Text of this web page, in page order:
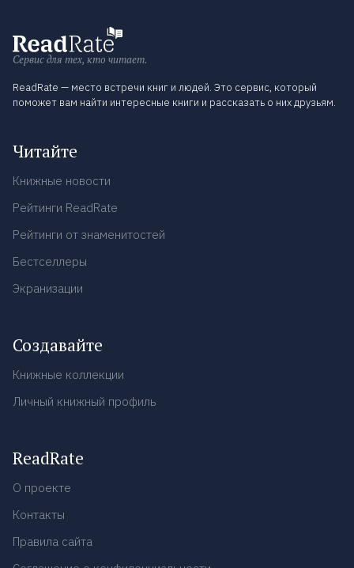
Сервис для тех, кто читает.
ReadRate — место встречи книг и людей. Это сервис, который
поможет вам найти интересные книги и рассказать о них друзьям.
Читайте
Книжные новости
Рейтинги ReadRate
Рейтинги от знаменитостей
Бестселлеры
Экранизации
Создавайте
Книжные коллекции
Личный книжный профиль
ReadRate
О проекте
Контакты
Правила сайта